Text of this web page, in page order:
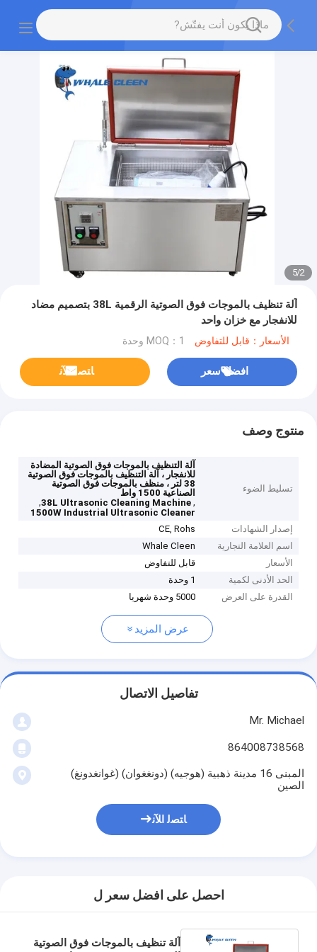
2
/
5
آلة تنظيف بالموجات فوق الصوتية الرقمية 38L بتصميم مضاد
للانفجار مع خزان واحد
الأسعار：قابل للتفاوض MOQ：1 وحدة
افضل سعر ﺎﺘﺼﻟ ﺍﻶﻧ
منتوج وصف
تسليط الضوء
آلة التنظيف بالموجات فوق الصوتية المضادة
للانفجار ، آلة التنظيف بالموجات فوق الصوتية
38 لتر ، منظف بالموجات فوق الصوتية
الصناعية 1500 واط
,
38L Ultrasonic Cleaning Machine
,
1500W Industrial Ultrasonic Cleaner
إصدار الشهادات
CE, Rohs
اسم العلامة التجارية
Whale Cleen
الأسعار
قابل للتفاوض
الحد الأدنى لكمية
1 وحدة
القدرة على العرض
5000 وحدة شهريا
عرض المزيد
تفاصيل الاتصال
Mr. Michael
864008738568
المبنى 16 مدينة ذهبية (هوجيه) (دونغغوان) (غوانغدونغ)
الصين
ﺎﺘﺼﻟ ﺍﻶﻧ
احصل على افضل سعر ل
آلة تنظيف بالموجات فوق الصوتية